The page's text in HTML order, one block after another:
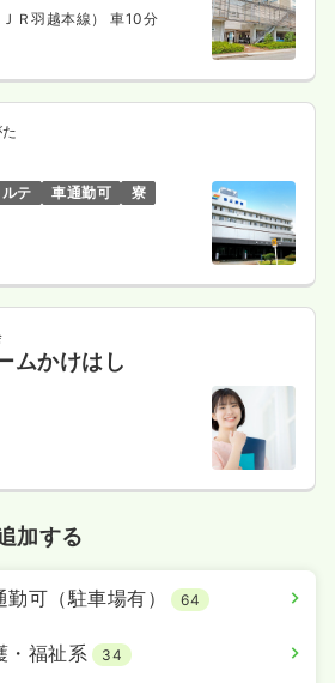
Ｒ羽越本線） 車10分
テ 車通勤可
寮
ムかけはし
加する
勤可（駐車場有） 64
・福祉系 34